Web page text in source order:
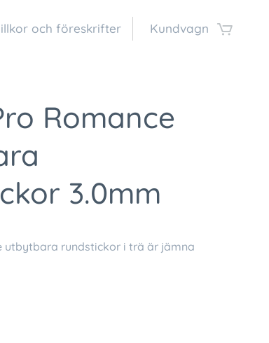
och föreskrifter Kundvagn
Romance
3.0mm
utbytbara rundstickor i trä är jämna